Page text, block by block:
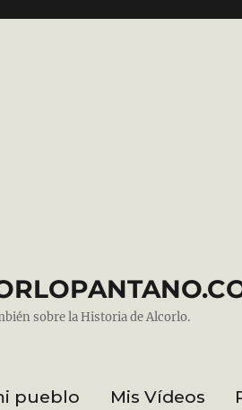
sobre la Historia de Alcorlo.
pueblo Mis Vídeos